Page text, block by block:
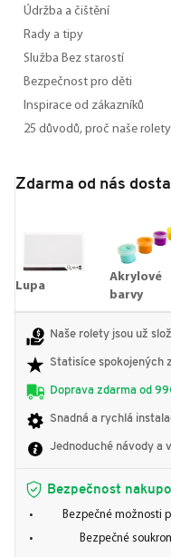
Údržba a čištění
Rady a tipy
Služba Bez starostí
Bezpečnost pro děti
Inspirace od zákazníků
25 důvodů, proč naše rolety
Zdarma od nás
Lupa
Akrylové
barvy
Naše rolety jsou už
Statisíce spokojených
Doprava zdarma od
Snadná a rychlá
Jednoduché návody a
Bezpečnost
Bezpečné možnosti
Bezpečné